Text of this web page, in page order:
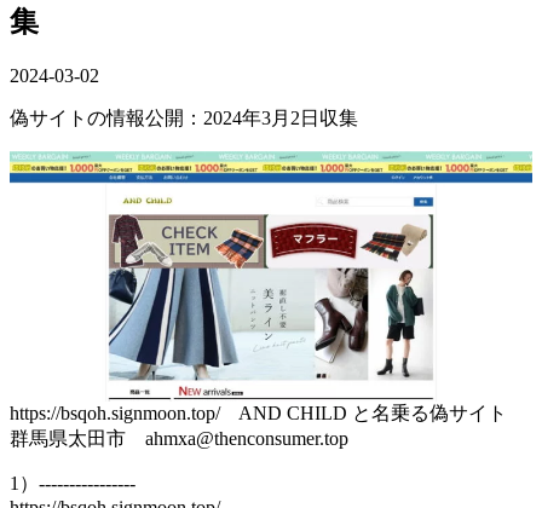
集
2024-03-02
偽サイトの情報公開：2024年3月2日収集
https://bsqoh.signmoon.top/ AND CHILD と名乗る偽サイト
群馬県太田市 ahmxa@thenconsumer.top
1）----------------